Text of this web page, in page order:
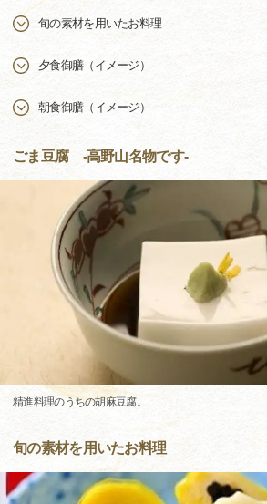
旬の素材を用いたお料理
夕食御膳（イメージ）
朝食御膳（イメージ）
ごま豆腐 -高野山名物です-
精進料理のうちの胡麻豆腐。
旬の素材を用いたお料理